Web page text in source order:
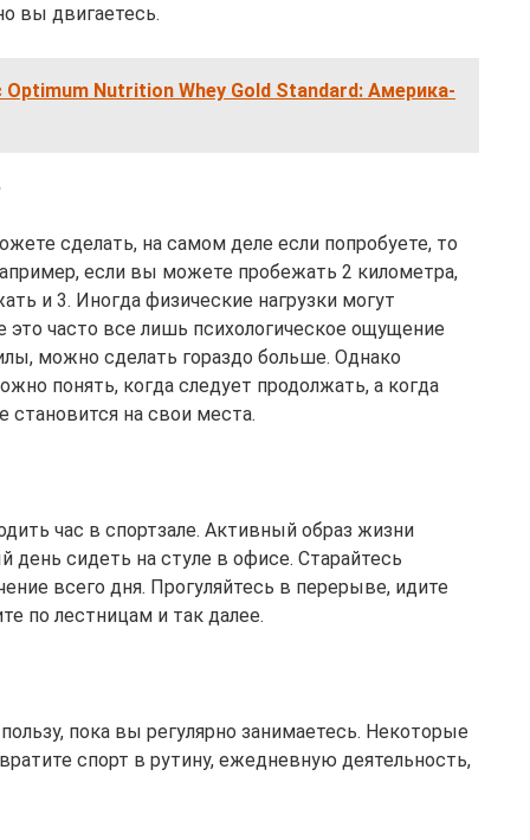
вы двигаетесь.
Optimum Nutrition Whey Gold Standard: Америка-
сделать, на самом деле если попробуете, то
если вы можете пробежать 2 километра,
и 3. Иногда физические нагрузки могут
это часто все лишь психологическое ощущение
можно сделать гораздо больше. Однако
понять, когда следует продолжать, а когда
становится на свои места.
час в спортзале. Активный образ жизни
день сидеть на стуле в офисе. Старайтесь
всего дня. Прогуляйтесь в перерыве, идите
по лестницам и так далее.
пока вы регулярно занимаетесь. Некоторые
спорт в рутину, ежедневную деятельность,